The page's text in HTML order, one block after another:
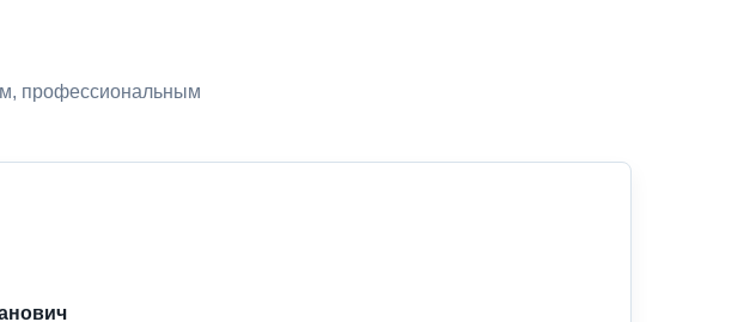
профессиональным